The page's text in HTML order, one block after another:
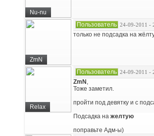
Nu-nu
ZmN
Пользователь 24-09-2011 -
только не подсадка на
Relax
Пользователь 24-09-2011 -
ZmN ,
Тоже заметил.
пройти под девятку и с
Подсадка на желтую
поправьте Адм-ы)